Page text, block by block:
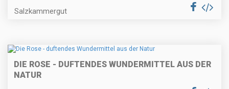
Salzkammergut
DIE ROSE - DUFTENDES WUNDERMITTEL AUS DER
NATUR